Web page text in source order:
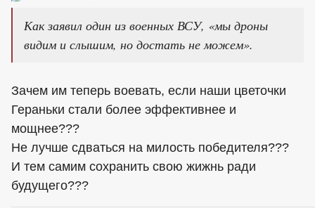
Как заявил один из военных ВСУ, «мы дроны
видим и слышим, но достать не можем».
Зачем им теперь воевать, если наши цветочки
Гераньки стали более эффективнее и
мощнее???
Не лучше сдваться на милость победителя???
И тем самим сохранить свою жижнь ради
будущего???